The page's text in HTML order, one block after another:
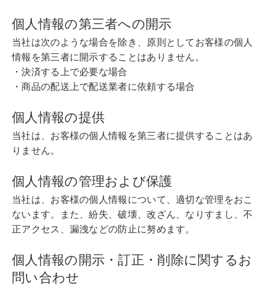
個人情報の第三者への開示
当社は次のような場合を除き、原則としてお客様の個人
情報を第三者に開示することはありません。
・決済する上で必要な場合
・商品の配送上で配送業者に依頼する場合
個人情報の提供
当社は、お客様の個人情報を第三者に提供することはあ
りません。
個人情報の管理および保護
当社は、お客様の個人情報について、適切な管理をおこ
ないます。また、紛失、破壊、改ざん、なりすまし、不
正アクセス、漏洩などの防止に努めます。
個人情報の開示・訂正・削除に関するお
問い合わせ